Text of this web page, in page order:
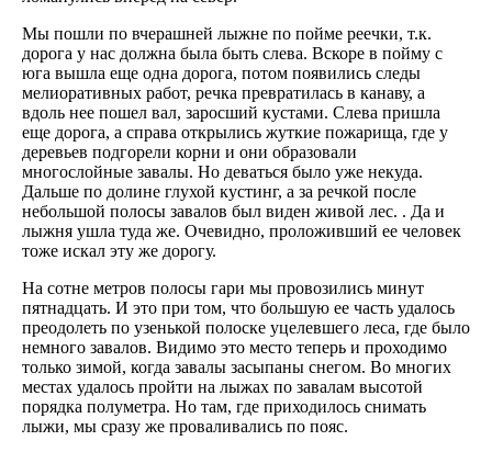
Мы пошли по вчерашней лыжне по пойме реечки, т.к.
дорога у нас должна была быть слева. Вскоре в пойму с
юга вышла еще одна дорога, потом появились следы
мелиоративных работ, речка превратилась в канаву, а
вдоль нее пошел вал, заросший кустами. Слева пришла
еще дорога, а справа открылись жуткие пожарища, где у
деревьев подгорели корни и они образовали
многослойные завалы. Но деваться было уже некуда.
Дальше по долине глухой кустинг, а за речкой после
небольшой полосы завалов был виден живой лес. . Да и
лыжня ушла туда же. Очевидно, проложивший ее человек
тоже искал эту же дорогу.
На сотне метров полосы гари мы провозились минут
пятнадцать. И это при том, что большую ее часть удалось
преодолеть по узенькой полоске уцелевшего леса, где было
немного завалов. Видимо это место теперь и проходимо
только зимой, когда завалы засыпаны снегом. Во многих
местах удалось пройти на лыжах по завалам высотой
порядка полуметра. Но там, где приходилось снимать
лыжи, мы сразу же проваливались по пояс.